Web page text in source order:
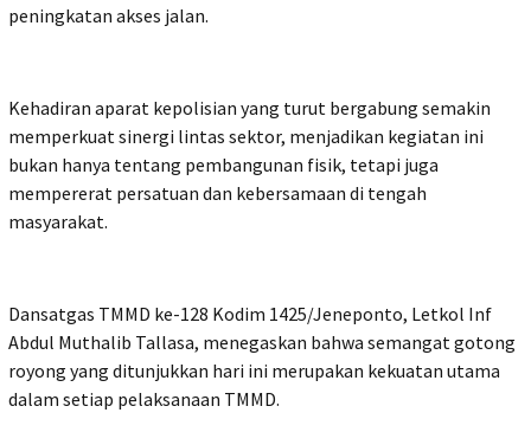
peningkatan akses jalan.
Kehadiran aparat kepolisian yang turut bergabung semakin
memperkuat sinergi lintas sektor, menjadikan kegiatan ini
bukan hanya tentang pembangunan fisik, tetapi juga
mempererat persatuan dan kebersamaan di tengah
masyarakat.
Dansatgas TMMD ke-128 Kodim 1425/Jeneponto, Letkol Inf
Abdul Muthalib Tallasa, menegaskan bahwa semangat gotong
royong yang ditunjukkan hari ini merupakan kekuatan utama
dalam setiap pelaksanaan TMMD.